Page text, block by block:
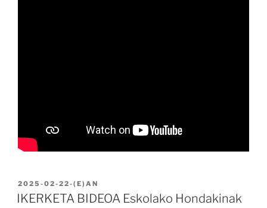
2025-02-22-(E)AN
IKERKETA BIDEOA Eskolako Hondakinak